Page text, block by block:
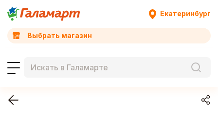
Екатеринбург
Выбрать магазин